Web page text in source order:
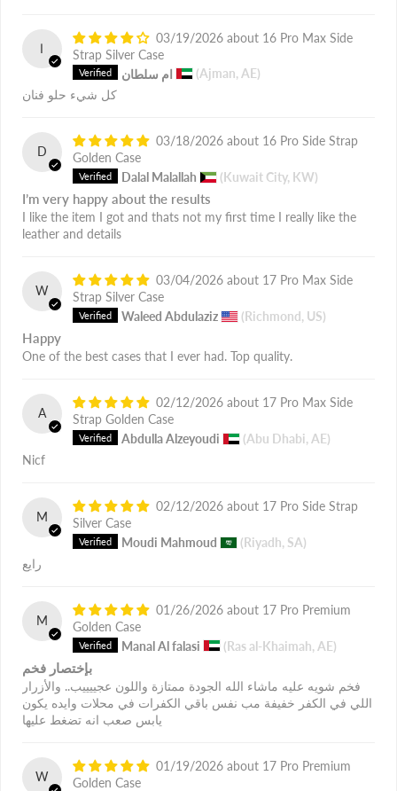
ا
03/19/2026
16 Pro Max Side
Strap Silver Case
ام سلطان
(Ajman, AE)
كل شيء حلو فنان
D
03/18/2026
16 Pro Side Strap
Golden Case
Dalal Malallah
(Kuwait City, KW)
I’m very happy about the results
I like the item I got and thats not my first time I really like the
leather and details
W
03/04/2026
17 Pro Max Side
Strap Silver Case
Waleed Abdulaziz
(Richmond, US)
Happy
One of the best cases that I ever had. Top quality.
A
02/12/2026
17 Pro Max Side
Strap Golden Case
Abdulla Alzeyoudi
(Abu Dhabi, AE)
Nicf
M
02/12/2026
17 Pro Side Strap
Silver Case
Moudi Mahmoud
(Riyadh, SA)
رايع
M
01/26/2026
17 Pro Premium
Golden Case
Manal Al falasi
(Ras al-Khaimah, AE)
بإختصار فخم
فخم شويه عليه ماشاء الله الجودة ممتازة واللون عجييييب.. والأزرار
اللي في الكفر خفيفة مب نفس باقي الكفرات في محلات وايده يكون
يابس صعب انه تضغط عليها
W
01/19/2026
17 Pro Premium
Golden Case